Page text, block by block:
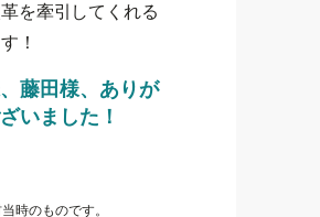
を牽引してくれる
！
藤田様、ありが
いました！
時のものです。